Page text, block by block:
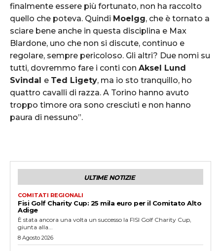
finalmente essere più fortunato, non ha raccolto
quello che poteva. Quindi Moelgg, che è tornato a
sciare bene anche in questa disciplina e Max
Blardone, uno che non si discute, continuo e
regolare, sempre pericoloso. Gli altri? Due nomi su
tutti, dovremmo fare i conti con Aksel Lund
Svindal e Ted Ligety, ma io sto tranquillo, ho
quattro cavalli di razza. A Torino hanno avuto
troppo timore ora sono cresciuti e non hanno
paura di nessuno”.
ULTIME NOTIZIE
COMITATI REGIONALI
Fisi Golf Charity Cup: 25 mila euro per il Comitato Alto
Adige
È stata ancora una volta un successo la FISI Golf Charity Cup,
giunta alla...
8 Agosto 2026